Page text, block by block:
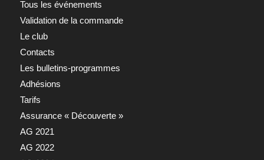
Tous les événements
Validation de la commande
Le club
Contacts
Les bulletins-programmes
Adhésions
Tarifs
Assurance « Découverte »
AG 2021
AG 2022